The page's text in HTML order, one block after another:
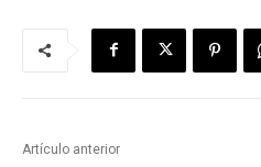
Artículo anterior